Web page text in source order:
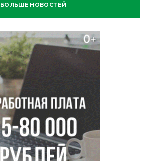
БОЛЬШЕ НОВОСТЕЙ